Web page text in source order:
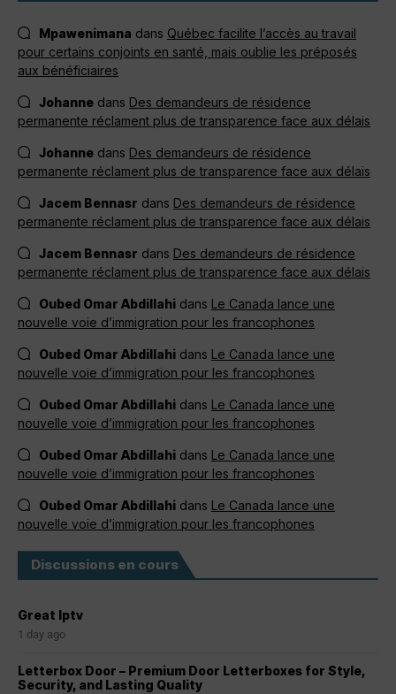
Mpawenimana dans Québec facilite l’accès au travail
pour certains conjoints en santé, mais oublie les préposés
aux bénéficiaires
Johanne dans Des demandeurs de résidence
permanente réclament plus de transparence face aux délais
Johanne dans Des demandeurs de résidence
permanente réclament plus de transparence face aux délais
Jacem Bennasr dans Des demandeurs de résidence
permanente réclament plus de transparence face aux délais
Jacem Bennasr dans Des demandeurs de résidence
permanente réclament plus de transparence face aux délais
Oubed Omar Abdillahi dans Le Canada lance une
nouvelle voie d’immigration pour les francophones
Oubed Omar Abdillahi dans Le Canada lance une
nouvelle voie d’immigration pour les francophones
Oubed Omar Abdillahi dans Le Canada lance une
nouvelle voie d’immigration pour les francophones
Oubed Omar Abdillahi dans Le Canada lance une
nouvelle voie d’immigration pour les francophones
Oubed Omar Abdillahi dans Le Canada lance une
nouvelle voie d’immigration pour les francophones
Discussions en cours
Great Iptv
1 day ago
Letterbox Door – Premium Door Letterboxes for Style,
Security, and Lasting Quality